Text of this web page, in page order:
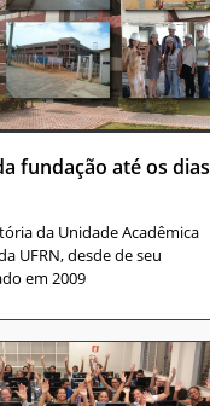
fundação até os dias
da Unidade Acadêmica
UFRN, desde de seu
em 2009